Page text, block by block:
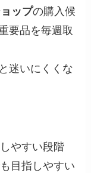
ップの購入候
要品を毎週取
迷いにくくな
やすい段階
目指しやすい